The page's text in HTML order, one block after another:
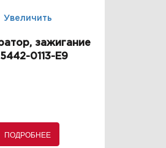
Увеличить
зажигание
0113-E9
ПОДРОБНЕЕ